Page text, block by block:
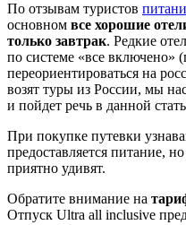
По отзывам туристов
основном все хорошие
только завтрак. Редкие
по системе «все включено»
переориентироваться на
возят туры из России, мы
и пойдет речь в данной
При покупке путевки
предоставляется питание,
приятно удивят.
Обратите внимание на
Отпуск Ultra all inclusive